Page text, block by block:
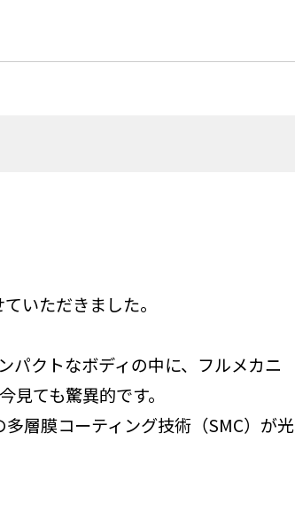
いただきました。
パクトなボディの中に、フルメカニ
ても驚異的です。
層膜コーティング技術（SMC）が光